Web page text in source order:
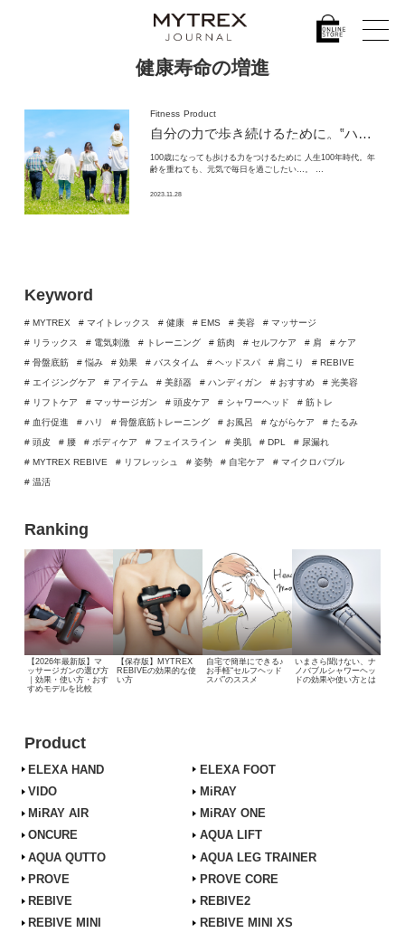
Keyword
# MYTREX # マイトレックス # 健康 # EMS # 美容
# マッサージ
# リラックス
# 電気刺激 # トレーニング # 筋肉 # セルフケア # 肩
# ケア
# 骨盤底筋
# 悩み # 効果 # バスタイム # ヘッドスパ # 肩こり
# REBIVE
# エイジングケア
# アイテム # 美顔器 # ハンディガン # おすすめ
# 光美容
# リフトケア
# マッサージガン # 頭皮ケア # シャワーヘッド
# 筋トレ
# 血行促進
# ハリ # 骨盤底筋トレーニング # お風呂 # ながらケア
# たるみ
# 頭皮
# 腰 # ボディケア # フェイスライン # 美肌 # DPL
# 尿漏れ
# MYTREX REBIVE
# リフレッシュ # 姿勢 # 自宅ケア
# マイクロバブル
# 温活
Ranking
【2026年最新版】マ
ッサージガンの選び方
｜効果・使い方・おす
すめモデルを比較
【保存版】MYTREX
REBIVEの効果的な使
い方
自宅で簡単にできる♪
お手軽“セルフヘッド
スパ”のススメ
いまさら聞けない、ナ
ノバブルシャワーヘッ
ドの効果や使い方とは
Product
ELEXA HAND
ELEXA FOOT
VIDO
MiRAY
MiRAY AIR
MiRAY ONE
ONCURE
AQUA LIFT
AQUA QUTTO
AQUA LEG TRAINER
PROVE
PROVE CORE
REBIVE
REBIVE2
REBIVE MINI
REBIVE MINI XS
健康寿命の増進
Fitness Product
自分の力で歩き続けるために。 ‟ハイブリッドトレーニング”で叶える健やかな未来づくり。
100歳になっても歩ける力をつけるために 人生100年時代。年
齢を重ねても、元気で毎日を過ごしたい…。 …
2023.11.28